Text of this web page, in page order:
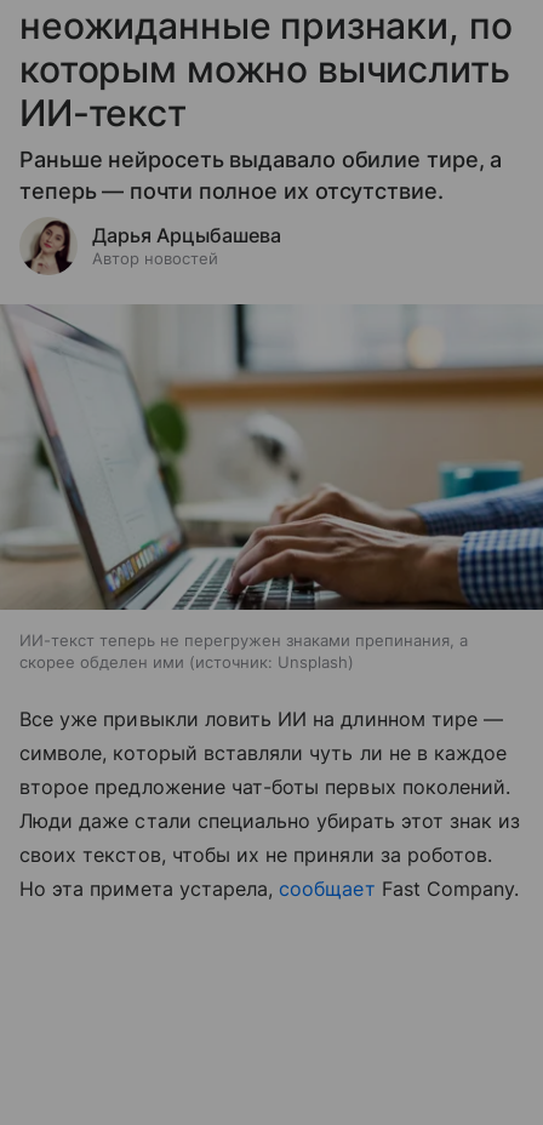
неожиданные признаки, по
которым можно вычислить
ИИ-текст
Раньше нейросеть выдавало обилие тире, а
теперь — почти полное их отсутствие.
Дарья Арцыбашева
Автор новостей
ИИ-текст теперь не перегружен знаками препинания, а
скорее обделен ими
источник: Unsplash
Все уже привыкли ловить ИИ на длинном тире —
символе, который вставляли чуть ли не в каждое
второе предложение чат-боты первых поколений.
Люди даже стали специально убирать этот знак из
своих текстов, чтобы их не приняли за роботов.
Но эта примета устарела,сообщает Fast Company.